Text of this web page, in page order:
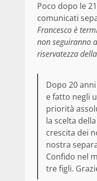
Poco dopo le
comunicati
Francesco è
non seguiranno
riservatezza
Dopo 20
e fatto negli
priorità
la scelta
crescita dei
nostra
Confido nel
tre figli.